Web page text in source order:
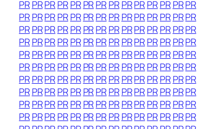
PRPRPRPRPR PRPRPRPRPRPRPR PRPR
PRPRPRPRPR PRPRPRPRPRPRPR PRPR
PRPRPRPRPR PRPRPRPRPRPRPR PRPR
PRPRPRPRPR PRPRPRPRPRPRPR PRPR
PRPRPRPRPR PRPRPRPRPRPRPR PRPR
PRPRPRPRPR PRPRPRPRPRPRPR PRPR
PRPRPRPRPR PRPRPRPRPRPRPR PRPR
PRPRPRPRPR PRPRPRPRPRPRPR PRPR
PRPRPRPRPR PRPRPRPRPRPRPR PRPR
PRPRPRPRPR PRPRPRPRPRPRPR PRPR